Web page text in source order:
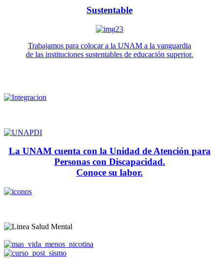
Sustentable
Trabajamos para colocar a la UNAM a la vanguardia
de las instituciones sustentables de educación superior.
La UNAM cuenta con la Unidad de Atención para
Personas con Discapacidad.
Conoce su labor.